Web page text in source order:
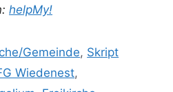
helpMy!
Gemeinde, Skript
Wiedenest,